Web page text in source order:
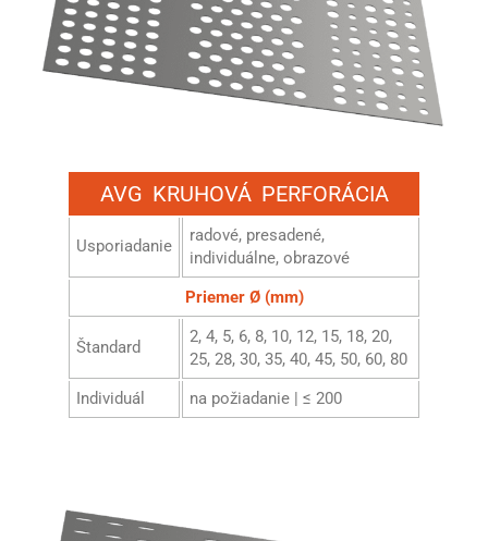
AVG KRUHOVÁ PERFORÁCIA
Usporiadanie
radové, presadené,
individuálne, obrazové
Priemer Ø (mm)
Štandard
2, 4, 5, 6, 8, 10, 12, 15, 18, 20,
25, 28, 30, 35, 40, 45, 50, 60, 80
Individuál
na požiadanie | ≤ 200